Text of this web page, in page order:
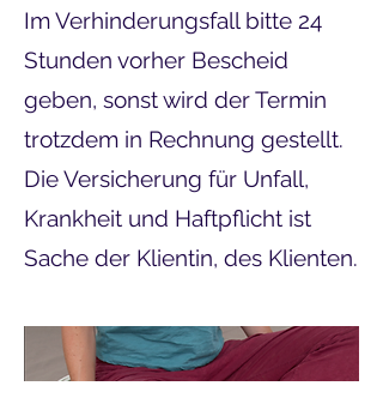
Im Verhinderungsfall bitte 24
Stunden vorher Bescheid
geben, sonst wird der Termin
trotzdem in Rechnung gestellt.
Die Versicherung für Unfall,
Krankheit und Haftpflicht ist
Sache der Klientin, des Klienten.